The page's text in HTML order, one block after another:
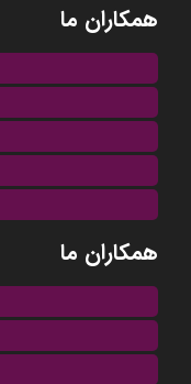
همکاران ما
همکاران ما